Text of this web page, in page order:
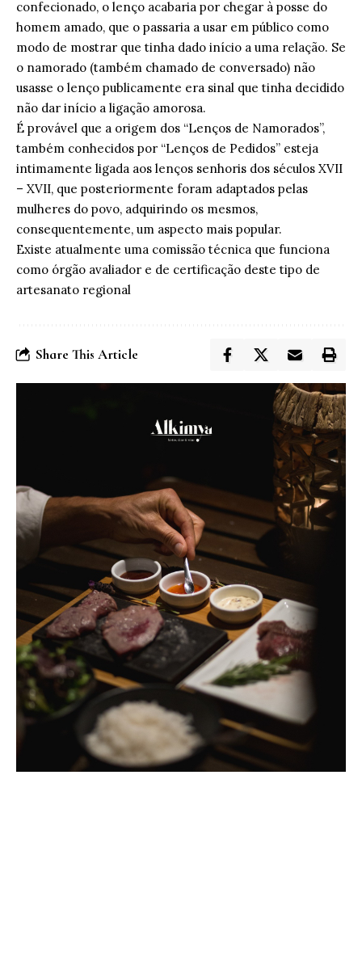
confecionado, o lenço acabaria por chegar à posse do
homem amado, que o passaria a usar em público como
modo de mostrar que tinha dado início a uma relação. Se
o namorado (também chamado de conversado) não
usasse o lenço publicamente era sinal que tinha decidido
não dar início a ligação amorosa.
É provável que a origem dos “Lenços de Namorados”,
também conhecidos por “Lenços de Pedidos” esteja
intimamente ligada aos lenços senhoris dos séculos XVII
– XVII, que posteriormente foram adaptados pelas
mulheres do povo, adquirindo os mesmos,
consequentemente, um aspecto mais popular.
Existe atualmente uma comissão técnica que funciona
como órgão avaliador e de certificação deste tipo de
artesanato regional
Share This Article